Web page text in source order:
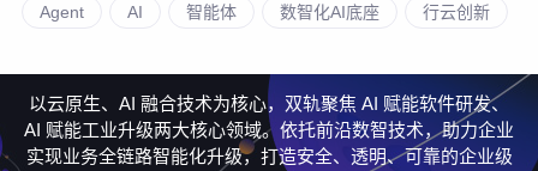
Agent AI 智能体 数智化AI底座 行云创新
以云原生、AI 融合技术为核心，双轨聚焦 AI 赋能软件研发、
AI 赋能工业升级两大核心领域。依托前沿数智技术，助力企业
实现业务全链路智能化升级，打造安全、透明、可靠的企业级